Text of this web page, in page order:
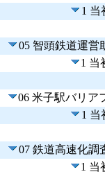
1 当
05 智頭鉄道運営
1 当
06 米子駅バリア
1 当
07 鉄道高速化調
1 当